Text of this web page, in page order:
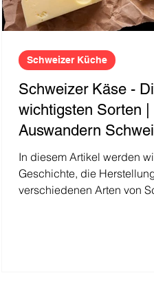
Schweizer Käse -
wichtigsten Sorten |
Auswandern
In diesem Artikel werden
Geschichte, die
verschiedenen Arten von
Schweizer Küche